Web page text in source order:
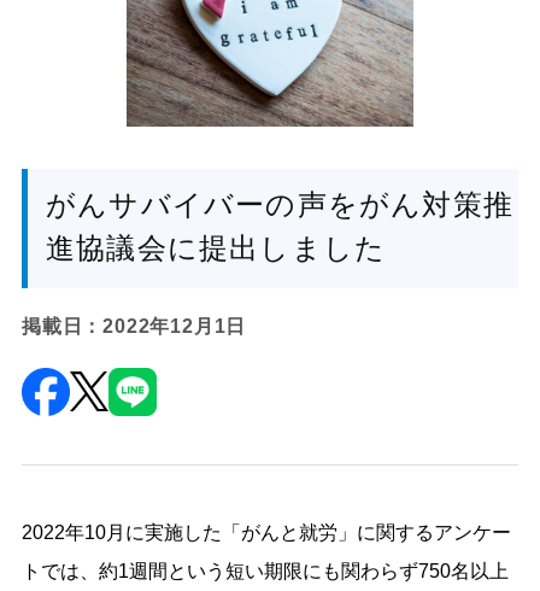
がんサバイバーの声をがん対策推
進協議会に提出しました
掲載日：2022年12月1日
2022年10月に実施した「がんと就労」に関するアンケー
トでは、約1週間という短い期限にも関わらず750名以上